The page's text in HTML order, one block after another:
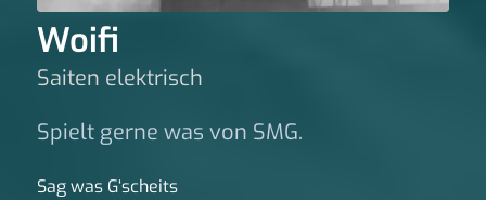
Woifi
Saiten elektrisch
Spielt gerne was von SMG.
Sag was G‘scheits